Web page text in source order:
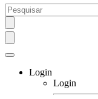
Login
Login